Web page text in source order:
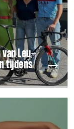
van Leu­
tij­dens